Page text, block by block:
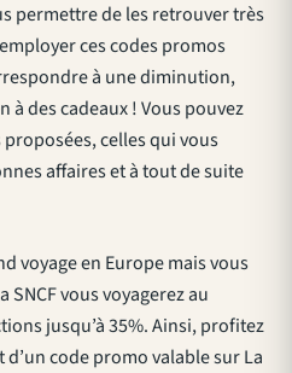
permettre de les retrouver très
ces codes promos
à une diminution,
des cadeaux ! Vous pouvez
celles qui vous
affaires et à tout de suite
voyage en Europe mais vous
SNCF vous voyagerez au
jusqu’à 35%. Ainsi, profitez
code promo valable sur La